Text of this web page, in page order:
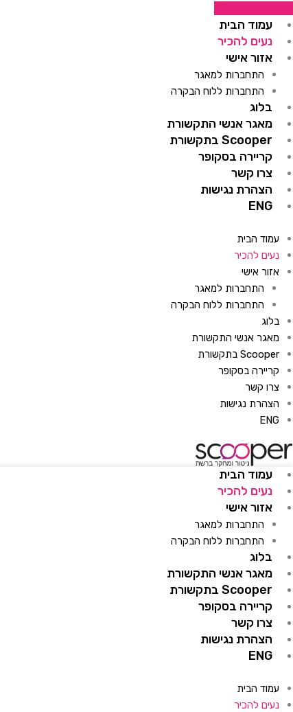
לתוכןעמוד הבית
נעים להכיר
אזור אישי
התחברות למאגר
התחברות ללוח הבקרה
בלוג
מאגר אנשי התקשורת
Scooper בתקשורת
קריירה בסקופר
צרו קשר
הצהרת נגישות
ENG
עמוד הבית
נעים להכיר
אזור אישי
התחברות למאגר
התחברות ללוח הבקרה
בלוג
מאגר אנשי התקשורת
Scooper בתקשורת
קריירה בסקופר
צרו קשר
הצהרת נגישות
ENG
עמוד הבית
נעים להכיר
אזור אישי
התחברות למאגר
התחברות ללוח הבקרה
בלוג
מאגר אנשי התקשורת
Scooper בתקשורת
קריירה בסקופר
צרו קשר
הצהרת נגישות
ENG
עמוד הבית
נעים להכיר